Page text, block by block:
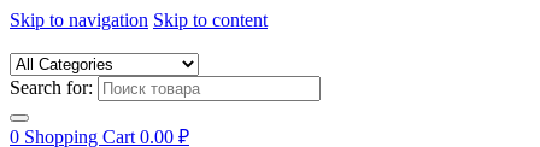
Skip to navigation Skip to content
Search for:
0 Shopping Cart 0.00 ₽